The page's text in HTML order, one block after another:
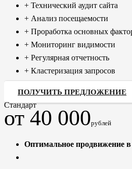
+ Технический аудит сайта
+ Анализ посещаемости
+ Проработка основных
+ Мониторинг видимости
+ Регулярная отчетность
+ Кластеризация запросов
ПОЛУЧИТЬ ПРЕДЛОЖЕНИЕ
Стандарт
от 40 000рублей
Оптимальное продвижение в